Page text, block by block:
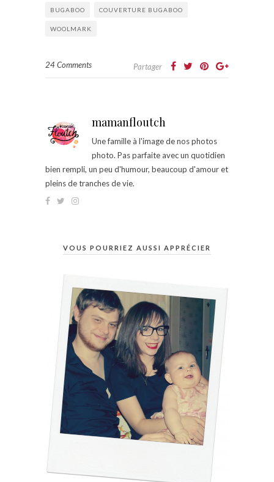
BUGABOO COUVERTURE BUGABOO
WOOLMARK
24 Comments Partager
mamanfloutch
Une famille à l'image de nos photos
photo. Pas parfaite avec un quotidien
bien rempli, un peu d'humour, beaucoup d'amour et
pleins de tranches de vie.
VOUS POURRIEZ AUSSI APPRÉCIER